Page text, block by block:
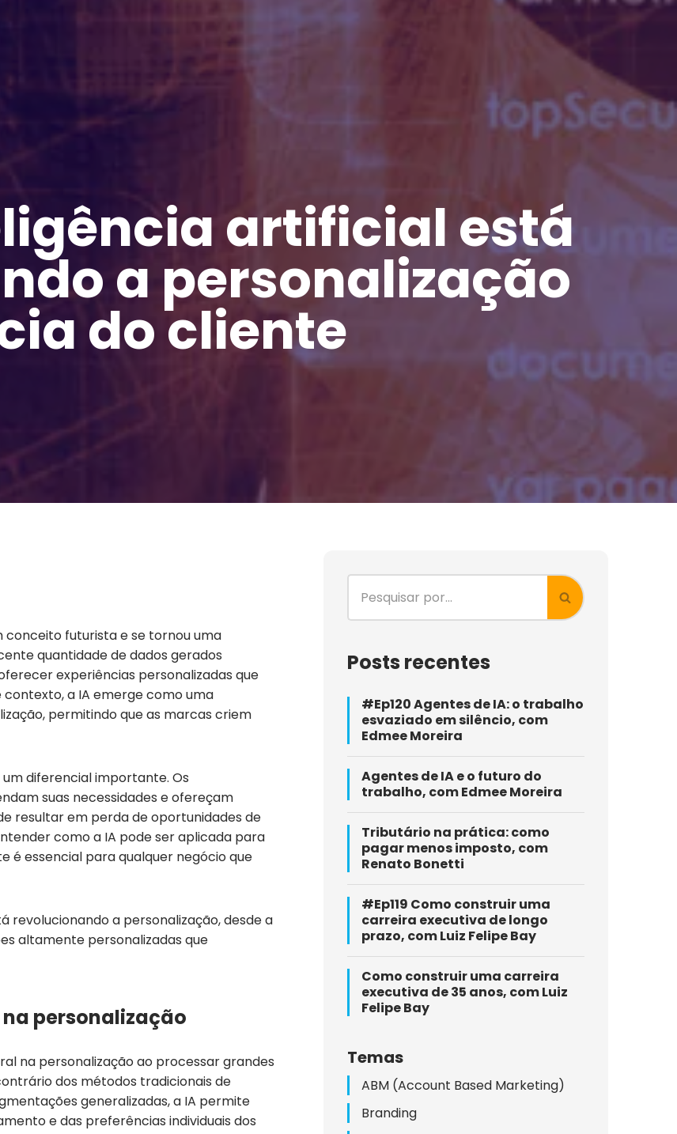
artificial está
a personalização
do cliente
conceito futurista e se tornou uma
quantidade de dados gerados
experiências personalizadas que
a IA emerge como uma
permitindo que as marcas criem
diferencial importante. Os
suas necessidades e ofereçam
resultar em perda de oportunidades de
como a IA pode ser aplicada para
é essencial para qualquer negócio que
revolucionando a personalização, desde a
altamente personalizadas que
personalização
na personalização ao processar grandes
dos métodos tradicionais de
generalizadas, a IA permite
e das preferências individuais dos
Posts recentes
#Ep120 Agentes de IA: o trabalho
esvaziado em silêncio, com
Edmee Moreira
Agentes de IA e o futuro do
trabalho, com Edmee Moreira
Tributário na prática: como
pagar menos imposto, com
Renato Bonetti
#Ep119 Como construir uma
carreira executiva de longo
prazo, com Luiz Felipe Bay
Como construir uma carreira
executiva de 35 anos, com Luiz
Felipe Bay
Temas
ABM (Account Based Marketing)
Branding